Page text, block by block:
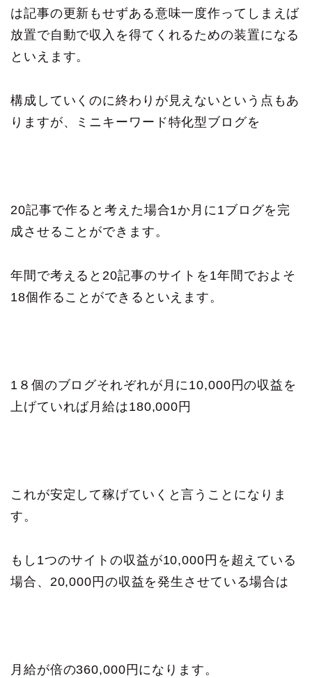
は記事の更新もせずある意味一度作ってしまえば
放置で自動で収入を得てくれるための装置になる
といえます。
構成していくのに終わりが見えないという点もあ
りますが、ミニキーワード特化型ブログを
20記事で作ると考えた場合1か月に1ブログを完
成させることができます。
年間で考えると20記事のサイトを1年間でおよそ
18個作ることができるといえます。
1８個 のブログそれぞれが月に10,000円の収益を
上げていれば月給は180,000円
これが安定して稼げていくと言うことになりま
す。
もし1つのサイトの収益が10,000円を超えている
場合、20,000円の収益を発生させている場合は
月給が倍の360,000円になります。